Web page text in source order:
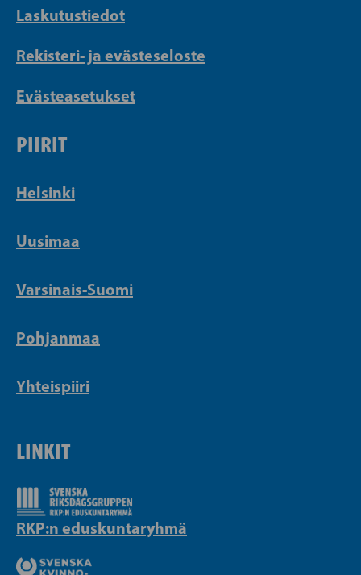
Laskutustiedot
Rekisteri- ja evästeseloste
Evästeasetukset
PIIRIT
Helsinki
Uusimaa
Varsinais-Suomi
Pohjanmaa
Yhteispiiri
LINKIT
RKP:n eduskuntaryhmä